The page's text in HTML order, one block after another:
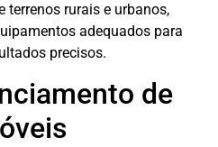
terrenos rurais e urbanos,
adequados para
precisos.
de